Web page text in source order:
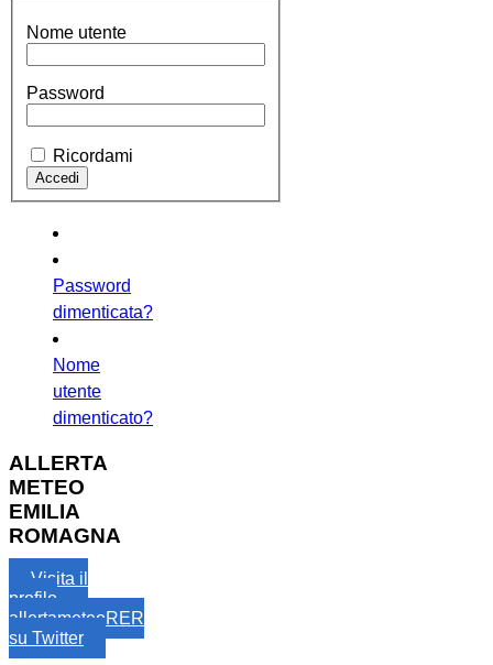
Nome utente
Password
Ricordami
Password
dimenticata?
Nome
utente
dimenticato?
ALLERTA
METEO
EMILIA
ROMAGNA
Visita il
profilo
allertameteoRER
su Twitter